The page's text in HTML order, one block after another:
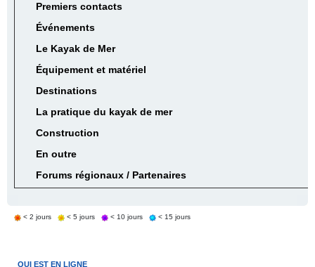
Premiers contacts
Événements
Le Kayak de Mer
Équipement et matériel
Destinations
La pratique du kayak de mer
Construction
En outre
Forums régionaux / Partenaires
< 2 jours < 5 jours < 10 jours < 15 jours
QUI EST EN LIGNE